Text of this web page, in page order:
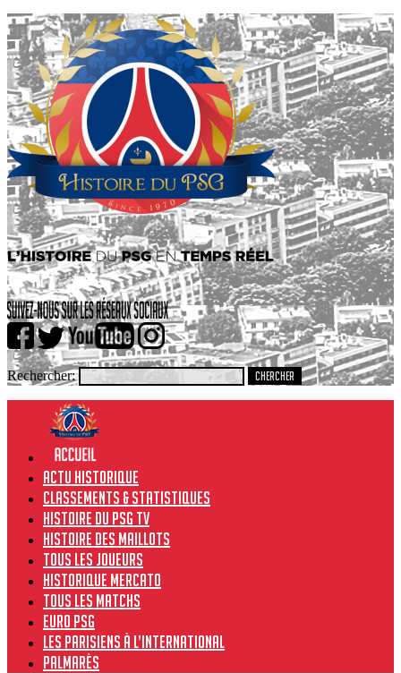
Rechercher:
Actu historique
Classements & Statistiques
Histoire du PSG TV
Histoire des maillots
Tous les joueurs
Historique Mercato
Tous les matchs
Euro PSG
Les Parisiens à l’international
Palmarès